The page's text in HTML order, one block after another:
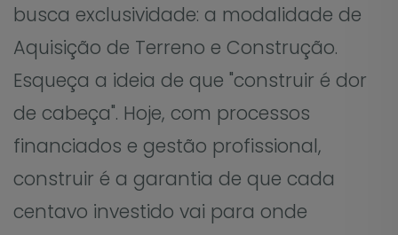
busca exclusividade: a modalidade de
Aquisição de Terreno e Construção.
Esqueça a ideia de que "construir é dor
de cabeça". Hoje, com processos
financiados e gestão profissional,
construir é a garantia de que cada
centavo investido vai para onde